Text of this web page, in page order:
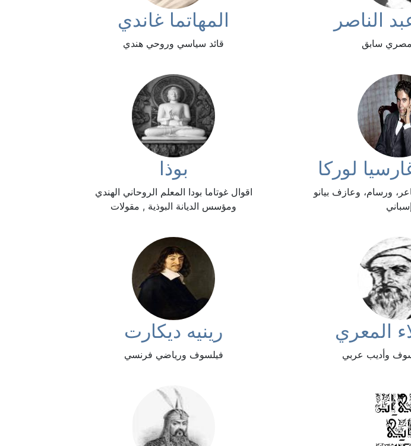
الناصر
سابق
المهاتما غاندي
قائد سياسي وروحي هندي
لوركا
ورسام، وعازف بيانو
إسباني
بوذا
اقوال غوتاما بودا المعلم الروحاني الهندي
ومؤسس الديانة البوذية , مقولات
المعري
وأديب عربي
رينيه ديكارت
فيلسوف ورياضي فرنسي